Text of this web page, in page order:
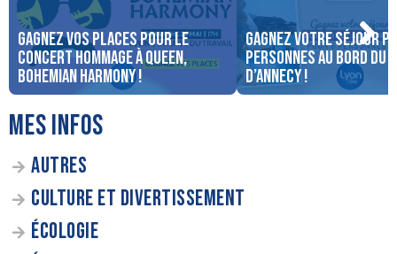
Gagnez vos places pour le
concert Hommage à Queen,
Bohemian Harmony !
Gagnez votre séjour
personnes au bord du
d’Annecy !
MES INFOS
AUTRES
CULTURE ET DIVERTISSEMENT
ÉCOLOGIE